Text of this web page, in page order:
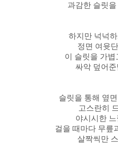
과감한 슬릿
하지만 넉넉
정면 여윳
이 슬릿을 가볍
싸악 덮어준
슬릿을 통해 옆면
고스란히
야시시한
걸을 때마다 무릎
살짝씩만